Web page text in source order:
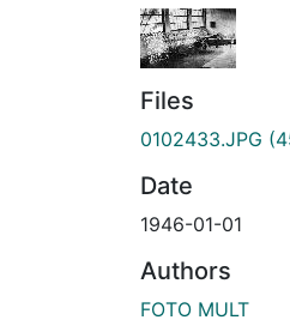
Files
0102433.JPG
Date
1946-01-01
Authors
FOTO MULT